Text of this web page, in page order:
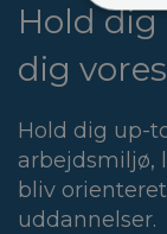
Hold
dig
Hold dig up-
arbejdsmiljø,
bliv
uddannelser.